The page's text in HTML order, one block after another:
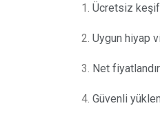
Ücretsiz
Uygun hiyap
Net
Güvenli